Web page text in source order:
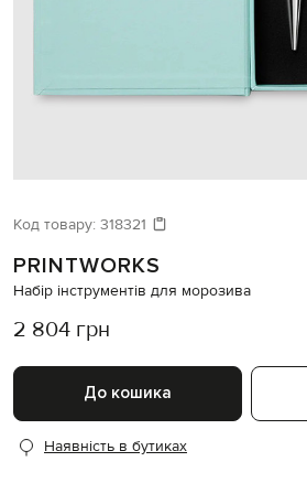
Код товару: 318321
PRINTWORKS
Набір інструментів для морозива
2 804 грн
До кошика
Наявність в бутиках